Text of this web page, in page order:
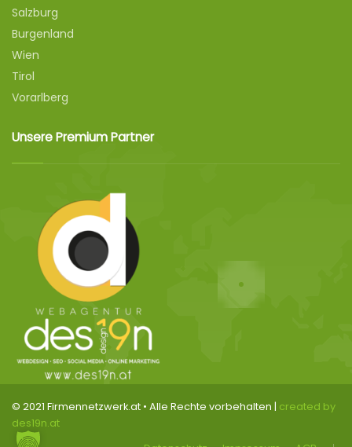
Salzburg
Burgenland
Wien
Tirol
Vorarlberg
Unsere Premium Partner
© 2021 Firmennetzwerk.at • Alle Rechte vorbehalten | created by
des19n.at